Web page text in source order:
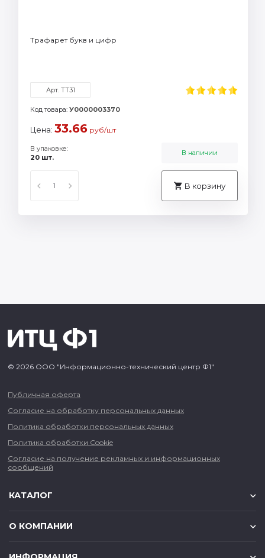
Трафарет букв и цифр
Арт. ТТ31
Код товара: У0000003370
Цена: 33.66 руб/шт
В упаковке:
20 шт.
В наличии
В корзину
© 2026 ООО "Информационно-технический центр Ф1"
Публичная оферта
Согласие на обработку персональных данных
Политика обработки персональных данных
Политика обработки Cookie
Согласие на получение рекламных и информационных
сообщений
КАТАЛОГ
О КОМПАНИИ